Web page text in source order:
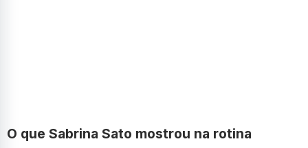
O que Sabrina Sato mostrou na rotina